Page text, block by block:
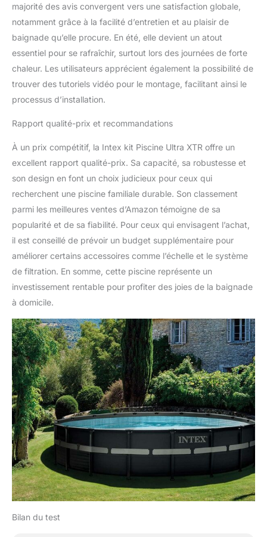
majorité des avis convergent vers une satisfaction globale,
notamment grâce à la facilité d’entretien et au plaisir de
baignade qu’elle procure. En été, elle devient un atout
essentiel pour se rafraîchir, surtout lors des journées de forte
chaleur. Les utilisateurs apprécient également la possibilité de
trouver des tutoriels vidéo pour le montage, facilitant ainsi le
processus d’installation.
Rapport qualité-prix et recommandations
À un prix compétitif, la Intex kit Piscine Ultra XTR offre un
excellent rapport qualité-prix. Sa capacité, sa robustesse et
son design en font un choix judicieux pour ceux qui
recherchent une piscine familiale durable. Son classement
parmi les meilleures ventes d’Amazon témoigne de sa
popularité et de sa fiabilité. Pour ceux qui envisagent l’achat,
il est conseillé de prévoir un budget supplémentaire pour
améliorer certains accessoires comme l’échelle et le système
de filtration. En somme, cette piscine représente un
investissement rentable pour profiter des joies de la baignade
à domicile.
Bilan du test